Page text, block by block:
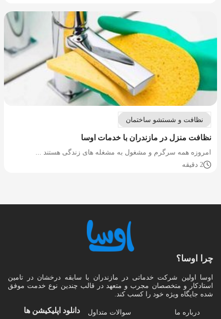
نظافت و شستشو ساختمان
نظافت منزل در مازندران با خدمات اوسا
امروزه همه سرگرم و مشغول به مشغله های زندگی هستند ...
2 دقیقه
چرا اوسا؟
اوسا اولین شرکت خدماتی در مازندران با سابقه درخشان در تامین
استادکار و متخصصان مجرب و متعهد در قالب چندین نوع خدمت موفق
شده جایگاه ویژه خود را کسب کند.
درباره ما سوالات متداول دانلود اپلیکیشن‌ ها